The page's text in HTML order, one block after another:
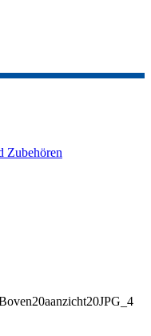
Zubehören